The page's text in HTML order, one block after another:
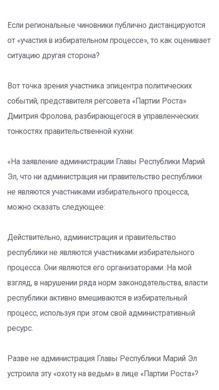
Если региональные чиновники публично дистанцируются
от «участия в избирательном процессе», то как оценивает
ситуацию другая сторона?
Вот точка зрения участника эпицентра политических
событий, представителя регсовета «Партии Роста»
Дмитрия Фролова, разбирающегося в управленческих
тонкостях правительственной кухни:
«На заявление администрации Главы Республики Марий
Эл, что ни администрация ни правительство республики
не являются участниками избирательного процесса,
можно сказать следующее:
Действительно, администрация и правительство
республики не являются участниками избирательного
процесса. Они являются его организаторами. На мой
взгляд, в нарушении ряда норм законодательства, власти
республики активно вмешиваются в избирательный
процесс, используя при этом свой административный
ресурс.
Разве не администрация Главы Республики Марий Эл
устроила эту «охоту на ведьм» в лице «Партии Роста»?